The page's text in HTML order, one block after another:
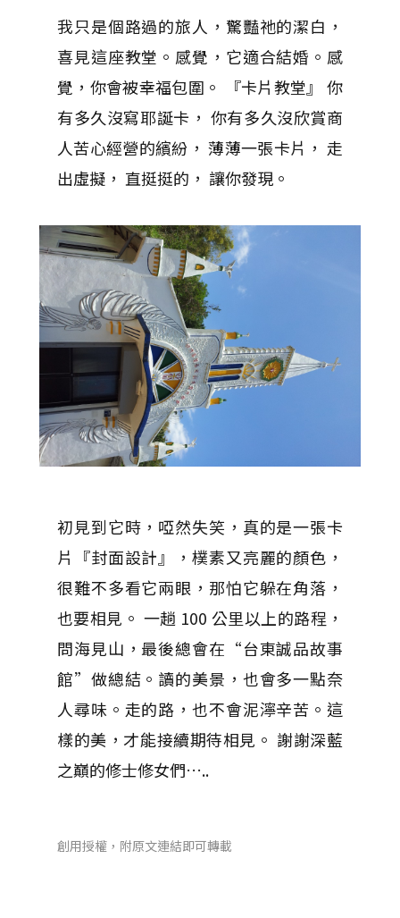
我只是個路過的旅人，驚豔祂的潔白，
喜見這座教堂。感覺，它適合結婚。感
覺，你會被幸福包圍。 『卡片教堂』 你
有多久沒寫耶誕卡， 你有多久沒欣賞商
人苦心經營的繽紛， 薄薄一張卡片， 走
出虛擬， 直挺挺的， 讓你發現。
初見到它時，啞然失笑，真的是一張卡
片『封面設計』，樸素又亮麗的顏色，
很難不多看它兩眼，那怕它躲在角落，
也要相見。 一趟 100 公里以上的路程，
問海見山，最後總會在“台東誠品故事
館”做總結。讀的美景，也會多一點奈
人尋味。走的路，也不會泥濘辛苦。這
樣的美，才能接續期待相見。 謝謝深藍
之巔的修士修女們…..
創用授權，附原文連結即可轉載